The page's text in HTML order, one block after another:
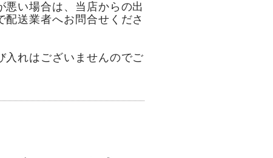
い場合は、当店からの出
送業者へお問合せくださ
れはございませんのでご